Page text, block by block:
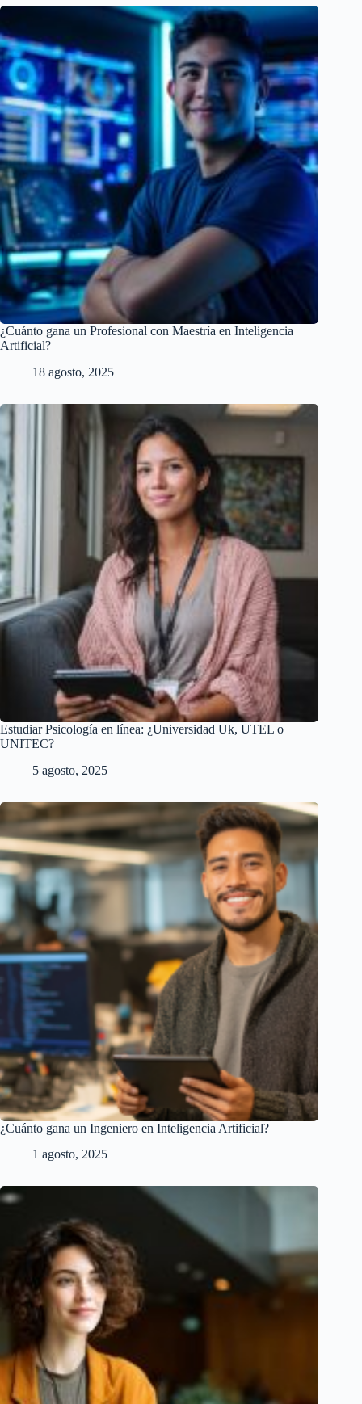
¿Cuánto gana un Profesional con Maestría en Inteligencia
Artificial?
18 agosto, 2025
Estudiar Psicología en línea: ¿Universidad Uk, UTEL o
UNITEC?
5 agosto, 2025
¿Cuánto gana un Ingeniero en Inteligencia Artificial?
1 agosto, 2025